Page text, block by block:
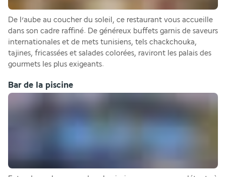
De l’aube au coucher du soleil, ce restaurant vous accueille
dans son cadre raffiné. De généreux buffets garnis de saveurs
internationales et de mets tunisiens, tels chackchouka,
tajines, fricassées et salades colorées, raviront les palais des
gourmets les plus exigeants.
Bar de la piscine